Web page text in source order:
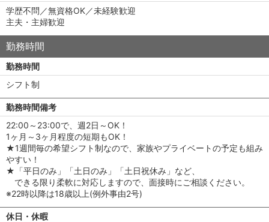
学歴不問／無資格OK／未経験歓迎
主夫・主婦歓迎
勤務時間
勤務時間
シフト制
勤務時間備考
22:00～23:00で、週2日～OK！
1ヶ月～3ヶ月程度の短期もOK！
★1週間毎の希望シフト制なので、家族やプライベートの予定も組み
やすい！
★「平日のみ」「土日のみ」「土日祝休み」など、
できる限り柔軟に対応しますので、面接時にご相談ください。
※22時以降は18歳以上(例外事由2号)
休日・休暇